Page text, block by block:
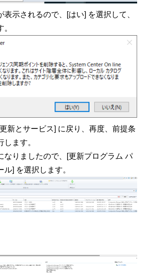
表示されるので、[はい] を選択して、
新とサービス] に戻り、再度、前提条
ます。
なりましたので、[更新プログラム パ
ル] を選択します。